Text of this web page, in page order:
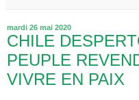
mardi 26 mai 2020
CHILE
PEUPLE
VIVRE EN PAIX